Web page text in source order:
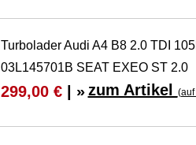
Turbolader Audi A4 B8 2.0 TDI
03L145701B SEAT EXEO ST 2.0
299,00 €| » zum Artikel